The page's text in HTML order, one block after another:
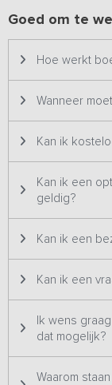
badkamer met
Er zijn
een dierenweide
Goed om te
Hoe werkt
Wanneer
Kan ik
Kan ik een
geldig?
Kan ik een
Kan ik een
Ik wens
dat mogelijk?
Waarom